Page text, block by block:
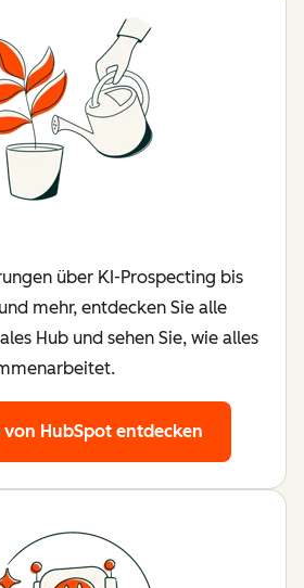
über KI-Prospecting bis
mehr, entdecken Sie alle
Hub und sehen Sie, wie alles
von HubSpot entdecken